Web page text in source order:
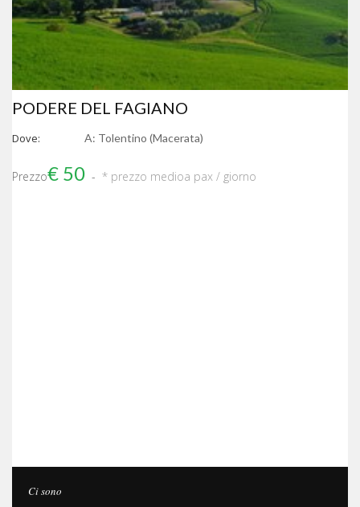
PODERE DEL FAGIANO
Dove: A: Tolentino (Macerata)
Prezzo€ 50 * prezzo medioa pax / giorno
Ci sono